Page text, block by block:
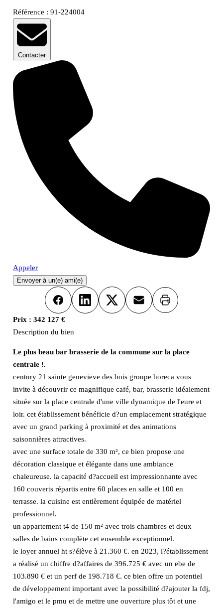
Référence : 91-224004
Contacter
Appeler
Envoyer à un(e) ami(e)
FacebookLinkedInX Email Imprimer
Prix : 342 127 €
Description du bien
Le plus beau bar brasserie de la commune sur la place
centrale !.
century 21 sainte genevieve des bois groupe horeca vous
invite à découvrir ce magnifique café, bar, brasserie idéalement
située sur la place centrale d'une ville dynamique de l'eure et
loir. cet établissement bénéficie d?un emplacement stratégique
avec un grand parking à proximité et des animations
saisonnières attractives.
avec une surface totale de 330 m², ce bien propose une
décoration classique et élégante dans une ambiance
chaleureuse. la capacité d?accueil est impressionnante avec
160 couverts répartis entre 60 places en salle et 100 en
terrasse. la cuisine est entièrement équipée de matériel
professionnel.
un appartement t4 de 150 m² avec trois chambres et deux
salles de bains complète cet ensemble exceptionnel.
le loyer annuel ht s?élève à 21.360 €. en 2023, l?établissement
a réalisé un chiffre d?affaires de 396.725 € avec un ebe de
103.890 € et un perf de 198.718 €. ce bien offre un potentiel
de développement important avec la possibilité d?ajouter la fdj,
l'amigo et le pmu et de mettre une ouverture plus tôt et une